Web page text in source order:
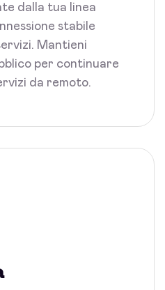
dalla tua linea
stabile
Mantieni
per continuare
da remoto.